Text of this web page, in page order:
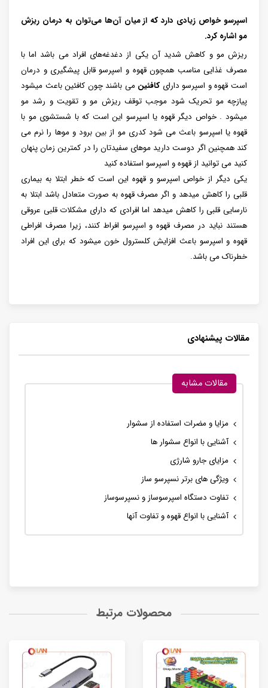
اسپرسو خواص زیادی دارد که از میان آن‌ها می‌توان به درمان ریزش
مو اشاره کرد.
ریزش مو و کاهش شدید آن یکی از دغدغه‌های افراد می باشد اما با
مصرف غذایی مناسب همچون قهوه و اسپرسو قابل پیشگیری و درمان
است قهوه و اسپرسو دارایکافئین می باشند چون کافئین باعث میشود
پیازچه مو تحریک شود موجب توقف ریزش مو و تقویت و رشد مو
میشود . خواص دیگر قهوه یا اسپرسو این است که با شستشوی مو با
قهوه یا اسپرسو باعث می شود کدری مو از بین برود و موها را نرم می
کند همچنین اگر دوست دارید موهای سفیدتان را در کمترین زمان پنهان
کنید می توانید از قهوه و اسپرسو استفاده کنید
یکی دیگر از خواص اسپرسو و قهوه این است که خطر ابتلا به بیماری
قلبی را کاهش میدهد و اگر مصرف قهوه به صورت متعادل باشد ابتلا به
نارسایی قلبی را کاهش میدهد اما افرادی که دارای مشکلات قلبی عروقی
هستند نباید در مصرف قهوه و اسپرسو افراط کنند، زیرا مصرف افراطی
قهوه و اسپرسو باعث افزایش کلسترول خون میشود که برای این افراد
خطرناک می باشد.
مقالات پیشنهادی
مقالات مشابه
مزایا و مضرات استفاده از سشوار
آشنایی با انواع سشوار ها
مزایای جارو شارژی
ویژگی های برتر نسپرسو ساز
تفاوت دستگاه اسپرسوساز و نسپرسوساز
آشنایی با انواع قهوه و تفاوت آنها
محصولات مرتبط